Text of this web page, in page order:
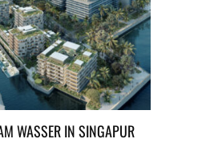
WASSER IN SINGAPUR